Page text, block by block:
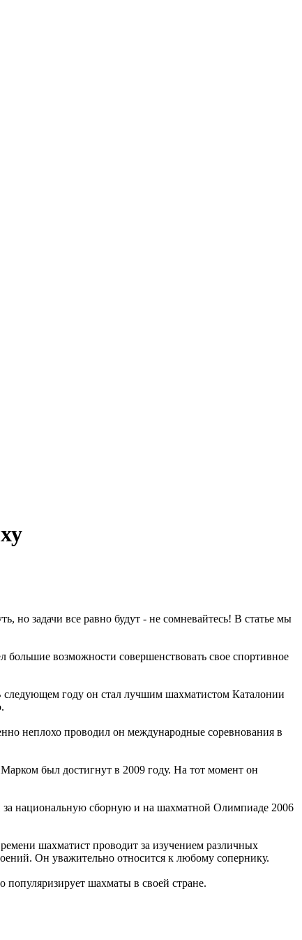
но задачи все равно будут - не сомневайтесь! В статье мы
возможности совершенствовать свое спортивное
следующем году он стал лучшим шахматистом Каталонии
неплохо проводил он международные соревнования в
был достигнут в 2009 году. На тот момент он
за национальную сборную и на шахматной Олимпиаде 2006
шахматист проводит за изучением различных
Он уважительно относится к любому сопернику.
популяризирует шахматы в своей стране.